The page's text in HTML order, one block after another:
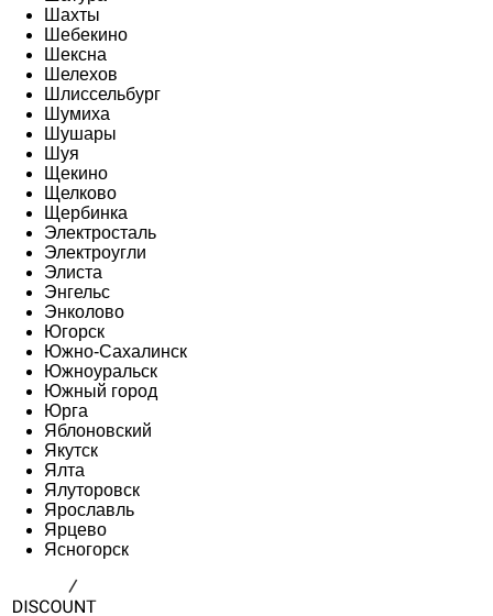
Шахты
Шебекино
Шексна
Шелехов
Шлиссельбург
Шумиха
Шушары
Шуя
Щекино
Щелково
Щербинка
Электросталь
Электроугли
Элиста
Энгельс
Энколово
Югорск
Южно-Сахалинск
Южноуральск
Южный город
Юрга
Яблоновский
Якутск
Ялта
Ялуторовск
Ярославль
Ярцево
Ясногорск